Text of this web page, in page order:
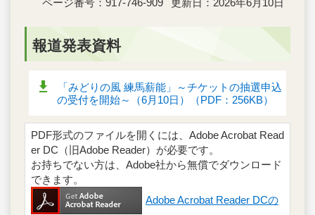
ページ番号：917-746-909 更新日：2026年6月10日
報道発表資料
「みどりの風 練馬薪能」～チケットの抽選申込
の受付を開始～（6月10日）（PDF：256KB）
PDF形式のファイルを開くには、Adobe Acrobat Read
er DC（旧Adobe Reader）が必要です。
お持ちでない方は、Adobe社から無償でダウンロード
できます。
Adobe Acrobat Reader DCの